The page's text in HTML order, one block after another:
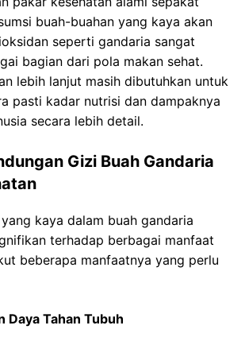
buah-buahan yang kaya akan
seperti gandaria sangat
bagian dari pola makan sehat.
lebih lanjut masih dibutuhkan untuk
pasti kadar nutrisi dan dampaknya
secara lebih detail.
Gizi Buah Gandaria
kaya dalam buah gandaria
terhadap berbagai manfaat
beberapa manfaatnya yang perlu
Daya Tahan Tubuh